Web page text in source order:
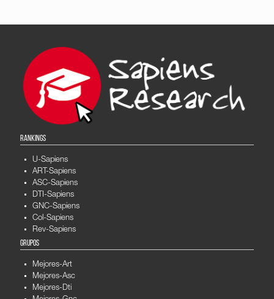
RANKINGS
U-Sapiens
ART-Sapiens
ASC-Sapiens
DTI-Sapiens
GNC-Sapiens
Col-Sapiens
Rev-Sapiens
GRUPOS
Mejores-Art
Mejores-Asc
Mejores-Dti